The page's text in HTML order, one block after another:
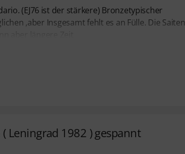
(EJ76 ist der stärkere) Bronzetypischer
,aber Insgesamt fehlt es an Fülle. Die Saiten
Leningrad 1982 ) gespannt